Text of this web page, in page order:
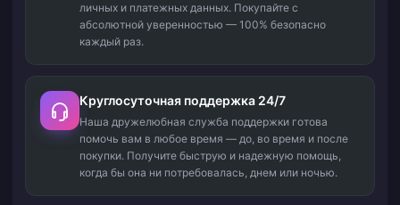
личных и платежных данных. Покупайте с
абсолютной уверенностью — 100% безопасно
каждый раз.
Круглосуточная поддержка 24/7
Наша дружелюбная служба поддержки готова
помочь вам в любое время — до, во время и после
покупки. Получите быструю и надежную помощь,
когда бы она ни потребовалась, днем или ночью.